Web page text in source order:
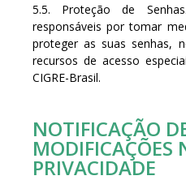
5.5. Proteção de
responsáveis por tomar
proteger as suas senhas,
recursos de acesso
CIGRE-Brasil.
NOTIFICAÇÃO
MODIFICAÇÕES
PRIVACIDADE